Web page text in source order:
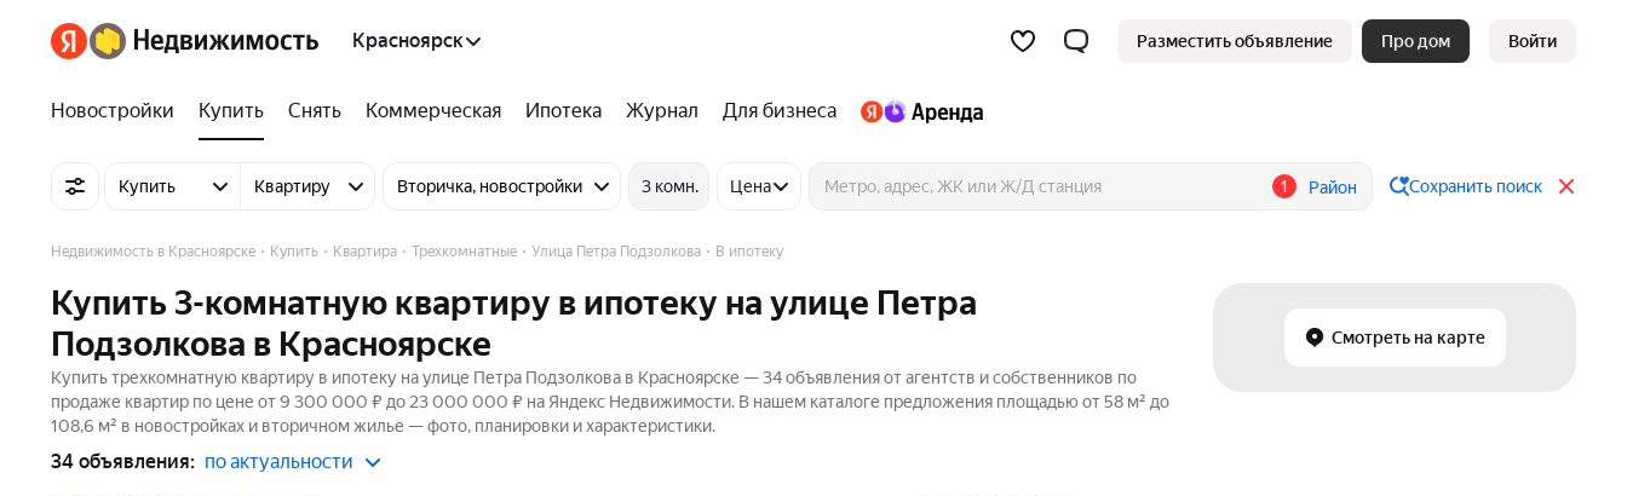
Красноярск Разместить объявление Про дом Войти
Новостройки Купить Снять Коммерческая Ипотека Журнал Для бизнеса
Купить Квартиру Вторичка, новостройки 3 комн. Цена 1 Район Сохранить поиск
Смотреть на карте
Недвижимость в Красноярске Купить Квартира Трехкомнатные Улица Петра Подзолкова В ипотеку
Купить 3-комнатную квартиру в ипотеку на улице Петра
Подзолкова в Красноярске
Купить трехкомнатную квартиру в ипотеку на улице Петра Подзолкова в Красноярске — 34 объявления от агентств и собственников по
продаже квартир по цене от 9 300 000 ₽ до 23 000 000 ₽ на Яндекс Недвижимости. В нашем каталоге предложения площадью от 58 м² до
108,6 м² в новостройках и вторичном жилье — фото, планировки и характеристики.
34 объявления: по актуальности